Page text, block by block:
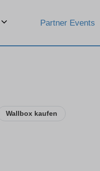
Partner Events
Wallbox kaufen